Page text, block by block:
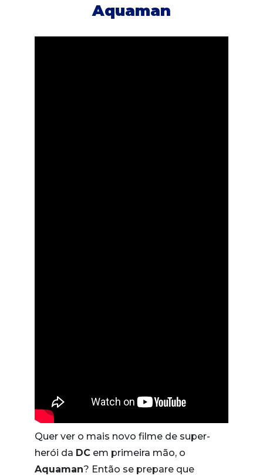
Aquaman
Quer ver o mais novo filme de super-
herói da DC em primeira mão, o
Aquaman? Então se prepare que